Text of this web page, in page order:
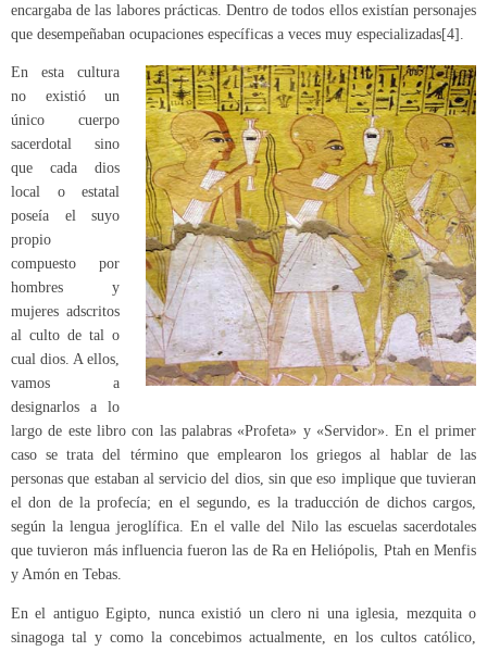
encargaba de las labores prácticas. Dentro de todos ellos existían personajes
que desempeñaban ocupaciones específicas a veces muy especializadas[4]
En esta cultura
no existió un
único cuerpo
sacerdotal sino
que cada dios
local o estatal
poseía el suyo
propio
compuesto por
hombres y
mujeres adscritos
al culto de tal o
cual dios. A ellos,
vamos a
designarlos a lo
largo de este libro con las palabras «Profeta» y «Servidor». En el primer
caso se trata del término que emplearon los griegos al hablar de las
personas que estaban al servicio del dios, sin que eso implique que tuvieran
el don de la profecía; en el segundo, es la traducción de dichos cargos,
según la lengua jeroglífica. En el valle del Nilo las escuelas sacerdotales
que tuvieron más influencia fueron las de Ra en Heliópolis, Ptah en Menfis
y Amón en Tebas.
En el antiguo Egipto, nunca existió un clero ni una iglesia, mezquita o
sinagoga tal y como la concebimos actualmente, en los cultos católico,